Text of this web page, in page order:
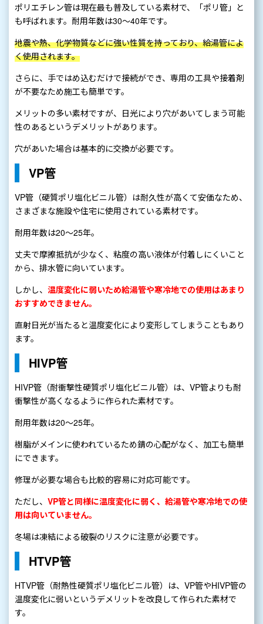
ポリエチレン管は現在最も普及している素材で、「ポリ管」と
も呼ばれます。耐用年数は30～40年です。
地震や熱、化学物質などに強い性質を持っており、給湯管によ
く使用されます。
さらに、手ではめ込むだけで接続ができ、専用の工具や接着剤
が不要なため施工も簡単です。
メリットの多い素材ですが、日光により穴があいてしまう可能
性のあるというデメリットがあります。
穴があいた場合は基本的に交換が必要です。
VP管
VP管（硬質ポリ塩化ビニル管）は耐久性が高くて安価なため、
さまざまな施設や住宅に使用されている素材です。
耐用年数は20～25年。
丈夫で摩擦抵抗が少なく、粘度の高い液体が付着しにくいこと
から、排水管に向いています。
しかし、 温度変化に弱いため給湯管や寒冷地での使用はあまり
おすすめできません。
直射日光が当たると温度変化により変形してしまうこともあり
ます。
HIVP管
HIVP管（耐衝撃性硬質ポリ塩化ビニル管）は、VP管よりも耐
衝撃性が高くなるように作られた素材です。
耐用年数は20～25年。
樹脂がメインに使われているため錆の心配がなく、加工も簡単
にできます。
修理が必要な場合も比較的容易に対応可能です。
ただし、 VP管と同様に温度変化に弱く、給湯管や寒冷地での使
用は向いていません。
冬場は凍結による破裂のリスクに注意が必要です。
HTVP管
HTVP管（耐熱性硬質ポリ塩化ビニル管）は、VP管やHIVP管の
温度変化に弱いというデメリットを改良して作られた素材で
す。